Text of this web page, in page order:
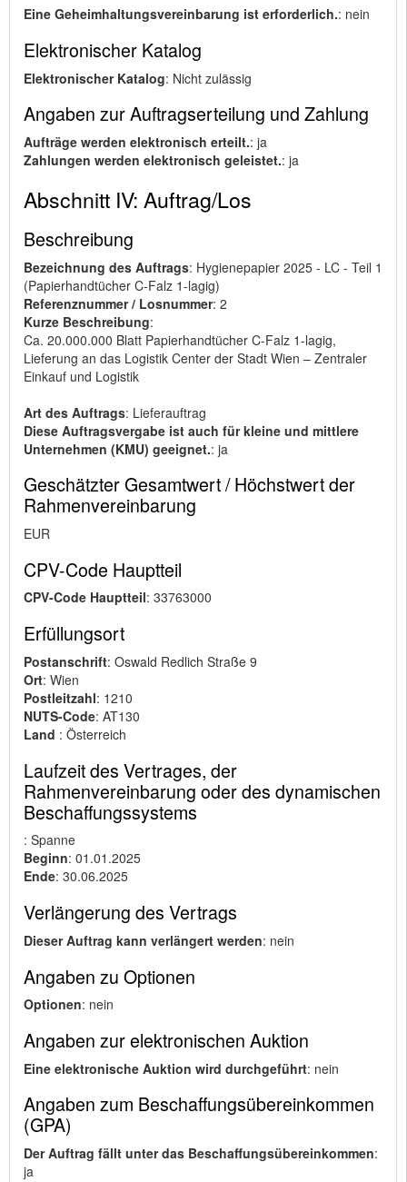
Eine Geheimhaltungsvereinbarung ist erforderlich.: nein
Elektronischer Katalog
Elektronischer Katalog: Nicht zulässig
Angaben zur Auftragserteilung und Zahlung
Aufträge werden elektronisch erteilt.: ja
Zahlungen werden elektronisch geleistet.: ja
Abschnitt IV: Auftrag/Los
Beschreibung
Bezeichnung des Auftrags: Hygienepapier 2025 - LC - Teil 1
(Papierhandtücher C-Falz 1-lagig)
Referenznummer / Losnummer: 2
Kurze Beschreibung:
Ca. 20.000.000 Blatt Papierhandtücher C-Falz 1-lagig,
Lieferung an das Logistik Center der Stadt Wien – Zentraler
Einkauf und Logistik
Art des Auftrags: Lieferauftrag
Diese Auftragsvergabe ist auch für kleine und mittlere
Unternehmen (KMU) geeignet.: ja
Geschätzter Gesamtwert / Höchstwert der
Rahmenvereinbarung
EUR
CPV-Code Hauptteil
CPV-Code Hauptteil: 33763000
Erfüllungsort
Postanschrift: Oswald Redlich Straße 9
Ort: Wien
Postleitzahl: 1210
NUTS-Code: AT130
Land : Österreich
Laufzeit des Vertrages, der
Rahmenvereinbarung oder des dynamischen
Beschaffungssystems
: Spanne
Beginn: 01.01.2025
Ende: 30.06.2025
Verlängerung des Vertrags
Dieser Auftrag kann verlängert werden: nein
Angaben zu Optionen
Optionen: nein
Angaben zur elektronischen Auktion
Eine elektronische Auktion wird durchgeführt: nein
Angaben zum Beschaffungsübereinkommen
(GPA)
Der Auftrag fällt unter das Beschaffungsübereinkommen:
ja